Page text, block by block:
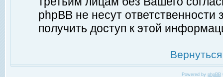
phpBB не несут ответственности
получить доступ к этой
Powered by phpBB